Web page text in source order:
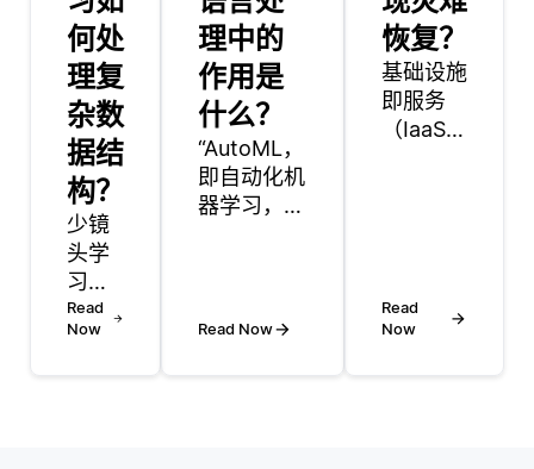
何处
理复
杂数
据结
构？
少镜
头学
习是
一种
机器
Read
Now
理中的
作用是
什么？
“AutoML，
即自动化机
器学习，在
要作用，通
Read Now
恢复？
基础设施
即服务
（IaaS）
它通过互
联网提供
Read
Now